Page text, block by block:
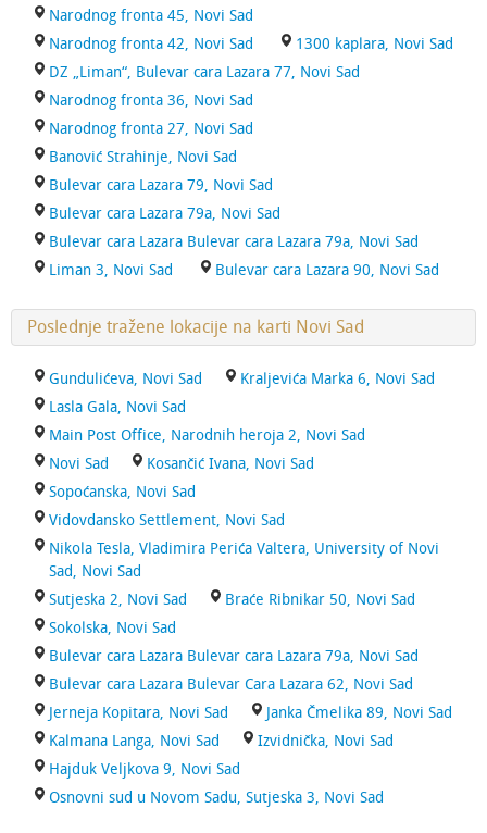
Narodnog fronta 45, Novi Sad
Narodnog fronta 42, Novi Sad
1300 kaplara, Novi Sad
DZ „Liman“, Bulevar cara Lazara 77, Novi Sad
Narodnog fronta 36, Novi Sad
Narodnog fronta 27, Novi Sad
Banović Strahinje, Novi Sad
Bulevar cara Lazara 79, Novi Sad
Bulevar cara Lazara 79a, Novi Sad
Bulevar cara Lazara Bulevar cara Lazara 79a, Novi Sad
Liman 3, Novi Sad
Bulevar cara Lazara 90, Novi Sad
Poslednje tražene lokacije na karti Novi Sad
Gundulićeva, Novi Sad
Kraljevića Marka 6, Novi Sad
Lasla Gala, Novi Sad
Main Post Office, Narodnih heroja 2, Novi Sad
Novi Sad
Kosančić Ivana, Novi Sad
Sopoćanska, Novi Sad
Vidovdansko Settlement, Novi Sad
Nikola Tesla, Vladimira Perića Valtera, University of Novi
Sad, Novi Sad
Sutjeska 2, Novi Sad
Braće Ribnikar 50, Novi Sad
Sokolska, Novi Sad
Bulevar cara Lazara Bulevar cara Lazara 79a, Novi Sad
Bulevar cara Lazara Bulevar Cara Lazara 62, Novi Sad
Jerneja Kopitara, Novi Sad
Janka Čmelika 89, Novi Sad
Kalmana Langa, Novi Sad
Izvidnička, Novi Sad
Hajduk Veljkova 9, Novi Sad
Osnovni sud u Novom Sadu, Sutjeska 3, Novi Sad